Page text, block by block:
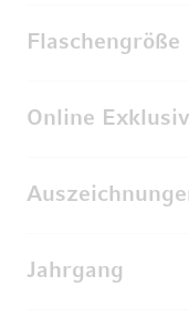
Flaschengröße
Online Exklusiv
Jahrgang